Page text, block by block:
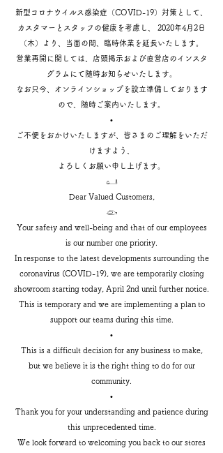
新型コロナウイルス感染症（COVID-19）対策として、
カスタマーとスタッフの健康を考慮し、 2020年4月2日
（木）より、当面の間、臨時休業を延長いたします。
営業再開に関しては、店頭掲示および直営店のインスタ
グラムにて随時お知らせいたします。
なお只今、オンラインショップを設立準備しております
ので、随時ご案内いたします。
•
ご不便をおかけいたしますが、皆さまのご理解をいただ
けますよう、
よろしくお願い申し上げます。
𓂠
Dear Valued Customers,
𓂫
Your safety and well-being and that of our employees
is our number one priority.
In response to the latest developments surrounding the
coronavirus (COVID-19), we are temporarily closing
showroom starting today, April 2nd until further notice.
This is temporary and we are implementing a plan to
support our teams during this time.
•
This is a difficult decision for any business to make,
but we believe it is the right thing to do for our
community.
•
Thank you for your understanding and patience during
this unprecedented time.
We look forward to welcoming you back to our stores